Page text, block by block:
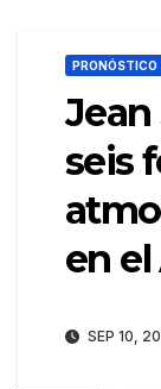
PRONÓSTICO
Jean
seis
en
SEP 10,